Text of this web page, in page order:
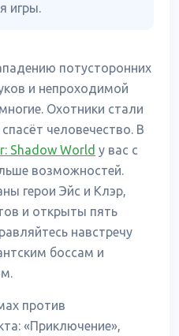
игры.
потусторонних
и непроходимой
Охотники стали
человечество. В
Shadow World у вас с
возможностей.
герои Эйс и Клэр,
и открыты пять
навстречу
боссам и
против
«Приключение»,